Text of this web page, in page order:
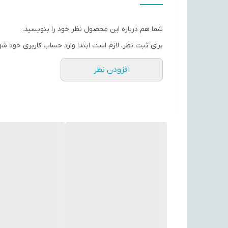
شما هم درباره این محصول نظر خود را بنویسید.
برای ثبت نظر، لازم است ابتدا وارد حساب کاربری خود
افزودن نظر